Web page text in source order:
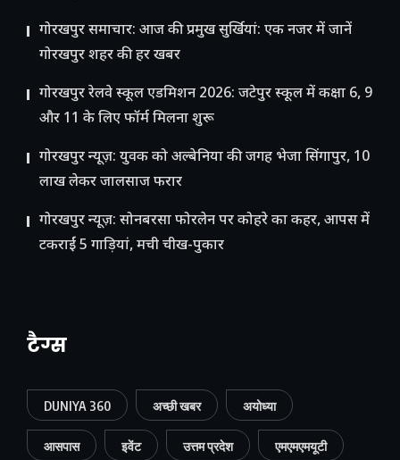
गोरखपुर समाचार: आज की प्रमुख सुर्खियां: एक नजर में जानें
गोरखपुर शहर की हर खबर
गोरखपुर रेलवे स्कूल एडमिशन 2026: जटेपुर स्कूल में कक्षा 6, 9
और 11 के लिए फॉर्म मिलना शुरू
गोरखपुर न्यूज़: युवक को अल्बेनिया की जगह भेजा सिंगापुर, 10
लाख लेकर जालसाज फरार
गोरखपुर न्यूज़: सोनबरसा फोरलेन पर कोहरे का कहर, आपस में
टकराईं 5 गाड़ियां, मची चीख-पुकार
टैग्स
DUNIYA 360 अच्छी खबर अयोध्या
आसपास इवेंट उत्तम प्रदेश एमएमएमयूटी